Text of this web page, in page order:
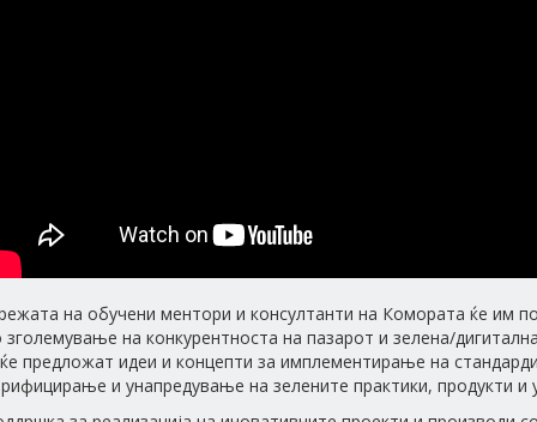
на обучени ментори и консултанти на Комората ќе им
зголемување на конкурентноста на пазарот и зелена/
предложат идеи и концепти за имплементирање на
и унапредување на зелените практики, продукти и